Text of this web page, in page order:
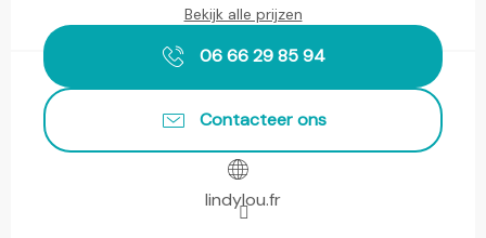
Bekijk alle prijzen
06 66 29 85 94
Contacteer ons
lindylou.fr